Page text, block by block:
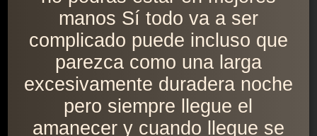
manos Sí todo va a ser
complicado puede incluso que
parezca como una larga
excesivamente duradera noche
pero siempre llegue el
amanecer y cuando llegue se